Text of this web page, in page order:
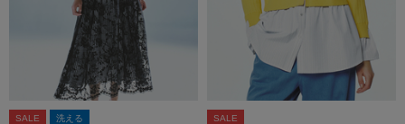
SALE 洗える SALE